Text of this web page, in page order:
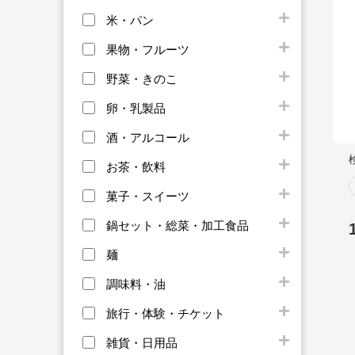
米・パン
果物・フルーツ
野菜・きのこ
卵・乳製品
酒・アルコール
お茶・飲料
菓子・スイーツ
鍋セット・総菜・加工食品
麺
調味料・油
旅行・体験・チケット
雑貨・日用品